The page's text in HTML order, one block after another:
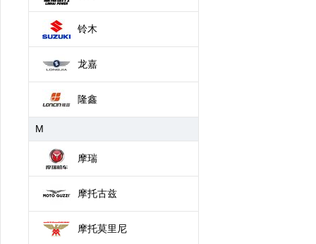
铃木
龙嘉
隆鑫
M
摩瑞
摩托古兹
摩托莫里尼